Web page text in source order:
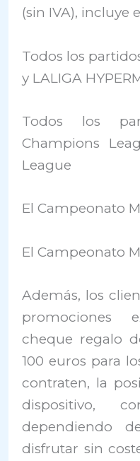
(sin IVA), incluye
Todos los
y LALIGA
Todos los
Champions
League
El Campeonato
El Campeonato
Además, los
promociones
cheque regalo
100 euros para
contraten, la
dispositivo,
dependiendo
disfrutar sin